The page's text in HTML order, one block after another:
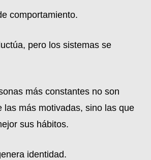
comportamiento.
pero los sistemas se
más constantes no son
las más motivadas, sino las que
sus hábitos.
identidad.